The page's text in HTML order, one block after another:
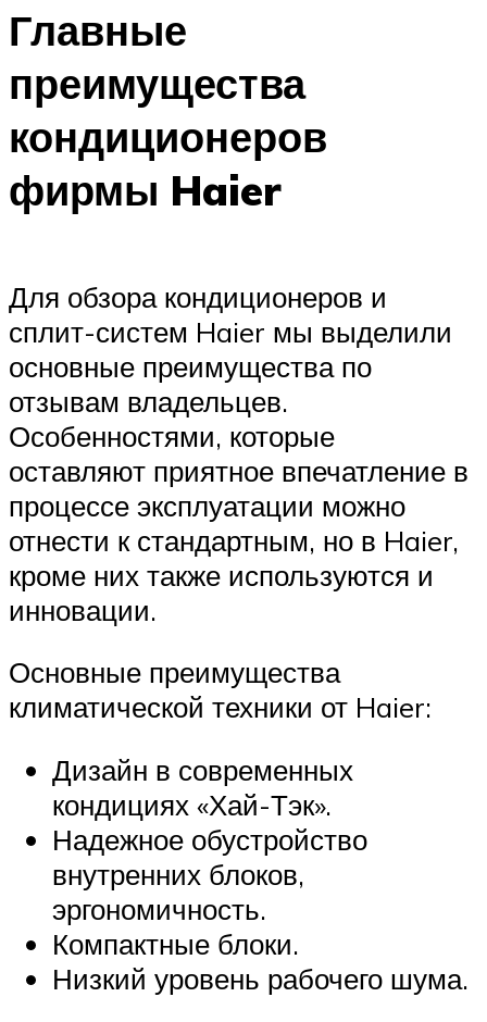
Главные
преимущества
кондиционеров
фирмы Haier
Для обзора кондиционеров и
сплит-систем Haier мы выделили
основные преимущества по
отзывам владельцев.
Особенностями, которые
оставляют приятное впечатление в
процессе эксплуатации можно
отнести к стандартным, но в Haier,
кроме них также используются и
инновации.
Основные преимущества
климатической техники от Haier:
Дизайн в современных
кондициях «Хай-Тэк».
Надежное обустройство
внутренних блоков,
эргономичность.
Компактные блоки.
Низкий уровень рабочего шума.